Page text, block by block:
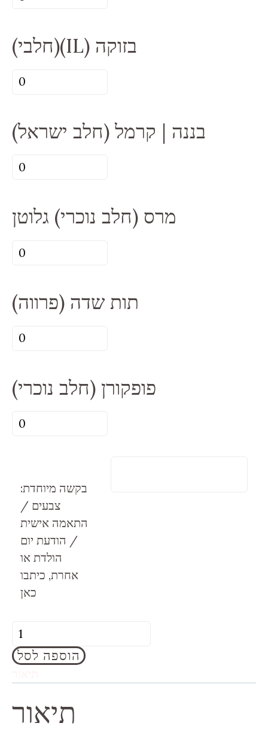
(חלב
ישראל)
גלוטן
(חלבי)(IL) בזוקה
כמות
(IL)
בזוקה
(חלב ישראל) בננה | קרמל
כמות
ישראל)
בננה
מרס (חלב נוכרי) גלוטן
כמות
(חלב
נוכרי)
גלוטן
תות שדה (פרווה)
כמות
שדה
(פרווה)
פופקורן (חלב נוכרי)
כמות
נוכרי)
בקשה מיוחדת:
צבעים /
התאמה אישית
/ הודעת יום
הולדת או
אחרת, כיתבו
כאן
כמות
של
מקרון
בהתאמה
הוספה לסל
תיאור